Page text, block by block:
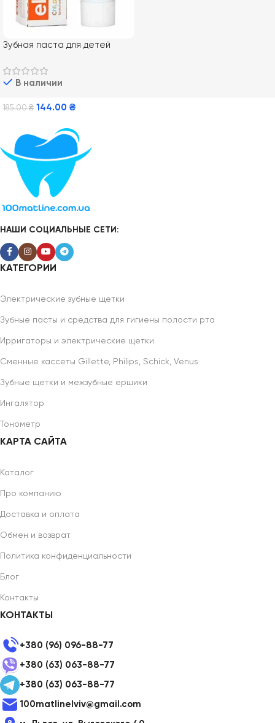
Зубная паста для детей
В наличии
185.00₴ 144.00 ₴
НАШИ СОЦИАЛЬНЫЕ СЕТИ:
КАТЕГОРИИ
Электрические зубные щетки
Зубные пасты и средства для гигиены полости рта
Ирригаторы и электрические щетки
Сменные кассеты Gillette, Philips, Schick, Venus
Зубные щетки и межзубные ершики
Ингалятор
Тонометр
КАРТА САЙТА
Каталог
Про компанию
Доставка и оплата
Обмен и возврат
Политика конфиденциальности
Блог
Контакты
КОНТАКТЫ
+380 (96) 096-88-77
+380 (63) 063-88-77
+380 (63) 063-88-77
100matlinelviv@gmail.com